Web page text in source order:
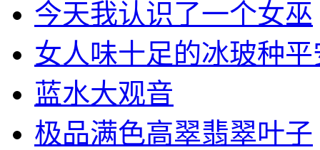
今天我认识了一个女巫
女人味十足的冰玻种平
蓝水大观音
极品满色高翠翡翠叶子